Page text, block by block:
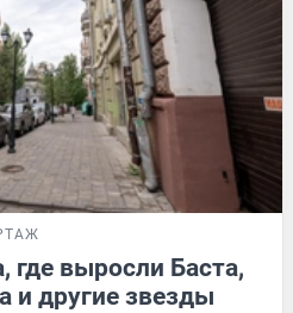
выросли Баста,
и другие звезды